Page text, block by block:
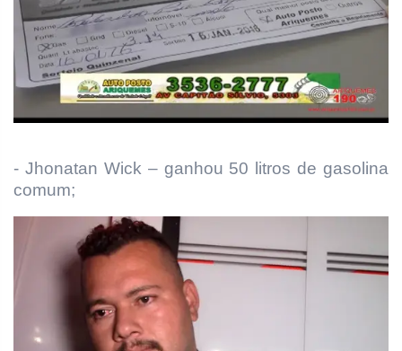
- Jhonatan Wick – ganhou 50 litros de gasolina
comum;